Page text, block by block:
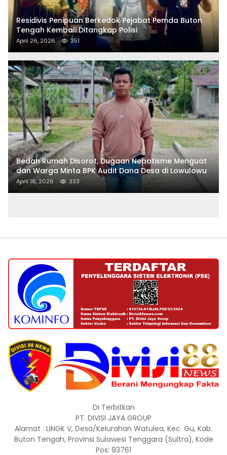
Residivis Penipuan Berkedok Pejabat Pemda Buton
Tengah Kembali Ditangkap Polisi
April 26, 2026 351
Bedah Rumah Disorot, Dugaan Nepotisme Menguat
dan Warga Minta BPK Audit Dana Desa di Lowulowu
April 16, 2026 333
Di Terbitkan
PT. DIVISI JAYA GROUP
Alamat : LINGK V, Desa/Kelurahan Watulea, Kec. Gu, Kab.
Buton Tengah, Provinsi Sulawesi Tenggara (Sultra), Kode
Pos: 93761